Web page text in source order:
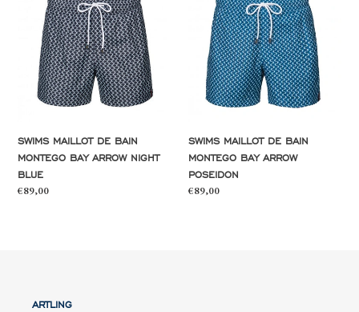
Montego
Arrow
Night
SWIMS MAILLOT DE BAIN
MONTEGO BAY ARROW NIGHT
BLUE
Prix
€89,00
Montego
Arrow
Poseidon
SWIMS MAILLOT DE BAIN
MONTEGO BAY ARROW
POSEIDON
Prix
€89,00
ARTLING